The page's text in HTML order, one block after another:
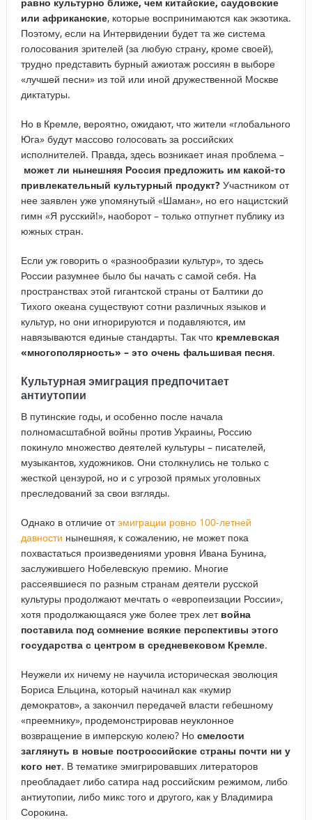
или африканские, которые воспринимаются как экзотика.
Поэтому, если на Интервидении будет та же система
голосования зрителей (за любую страну, кроме своей),
трудно представить бурный ажиотаж россиян в выборе
«лучшей песни» из той или иной дружественной Москве
диктатуры.
Но в Кремле, вероятно, ожидают, что жители «глобального
Юга» будут массово голосовать за российских
исполнителей. Правда, здесь возникает иная проблема –
может ли нынешняя Россия предложить им какой-то
привлекательный культурный продукт?Участником от
нее заявлен уже упомянутый «Шаман», но его нацистский
гимн «Я русский!», наоборот – только отпугнет публику из
южных стран.
Если уж говорить о «разнообразии культур», то здесь
России разумнее было бы начать с самой себя. На
пространствах этой гигантской страны от Балтики до
Тихого океана существуют сотни различных языков и
культур, но они игнорируются и подавляются, им
навязываются единые стандарты. Так что кремлевская
«многополярность» – это очень фальшивая песня.
Культурная эмиграция предпочитает
антиутопии
В путинские годы, и особенно после начала
полномасштабной войны против Украины, Россию
покинуло множество деятелей культуры – писателей,
музыкантов, художников. Они столкнулись не только с
жесткой цензурой, но и с угрозой прямых уголовных
преследований за свои взгляды.
Однако в отличие отэмиграции ровно 100-летней
давности нынешняя, к сожалению, не может пока
похвастаться произведениями уровня Ивана Бунина,
заслужившего Нобелевскую премию. Многие
рассеявшиеся по разным странам деятели русской
культуры продолжают мечтать о «европеизации России»,
хотя продолжающаяся уже более трех лет война
поставила под сомнение всякие перспективы этого
государства с центром в средневековом Кремле.
Неужели их ничему не научила историческая эволюция
Бориса Ельцина, который начинал как «кумир
демократов», а закончил передачей власти гебешному
«преемнику», продемонстрировав неуклонное
возвращение в имперскую колею? Но смелости
заглянуть в новые построссийские страны почти ни у
кого нет. В тематике эмигрировавших литераторов
преобладает либо сатира над российским режимом, либо
антиутопии, либо микс того и другого, как у Владимира
Сорокина.